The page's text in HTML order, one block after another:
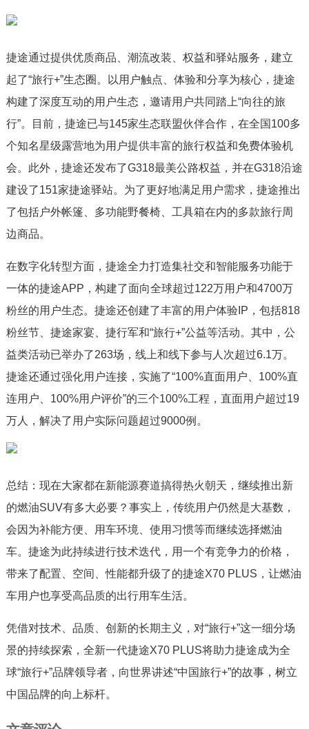
捷途通过提供优质商品、潮流改装、权益和驿站服务，建立
起了“旅行+”生态圈。以用户触点、体验和分享为核心，捷途
构建了深度互动的用户生态，邀请用户共同踏上“向往的旅
行”。目前，捷途已与145家生态联盟伙伴合作，在全国100多
个知名星级露营地为用户提供丰富的旅行权益和免费体验机
会。此外，捷途还发布了G318最美公路权益，并在G318沿途
建设了151家捷途驿站。为了更好地满足用户需求，捷途推出
了包括户外帐篷、多功能野餐椅、工具箱在内的多款旅行周
边商品。
在数字化转型方面，捷途全力打造集社交和智能服务功能于
一体的捷途APP，构建了面向全球超过122万用户和4700万
粉丝的用户生态。捷途还创建了丰富的用户体验IP，包括818
粉丝节、捷途家宴、捷行军和“旅行+”公益等活动。其中，公
益类活动已举办了263场，线上和线下参与人次超过6.1万。
捷途还通过强化用户连接，实施了“100%直面用户、100%直
连用户、100%用户评价”的三个100%工程，直面用户超过19
万人，解决了用户实际问题超过9000例。
总结：现在大家都在新能源赛道搞得热火朝天，继续推出新
的燃油SUV有多大必要？事实上，传统用户仍然是大基数，
会因为补能方便、用车环境、使用习惯等而继续选择燃油
车。捷途为此持续进行技术迭代，用一个有竞争力的价格，
带来了配置、空间、性能都升级了的捷途X70 PLUS，让燃油
车用户也享受高品质的出行用车生活。
凭借对技术、品质、创新的长期主义，对“旅行+”这一细分场
景的持续探索，全新一代捷途X70 PLUS将助力捷途成为全
球“旅行+”品牌领导者，向世界讲述“中国旅行+”的故事，树立
中国品牌的向上标杆。